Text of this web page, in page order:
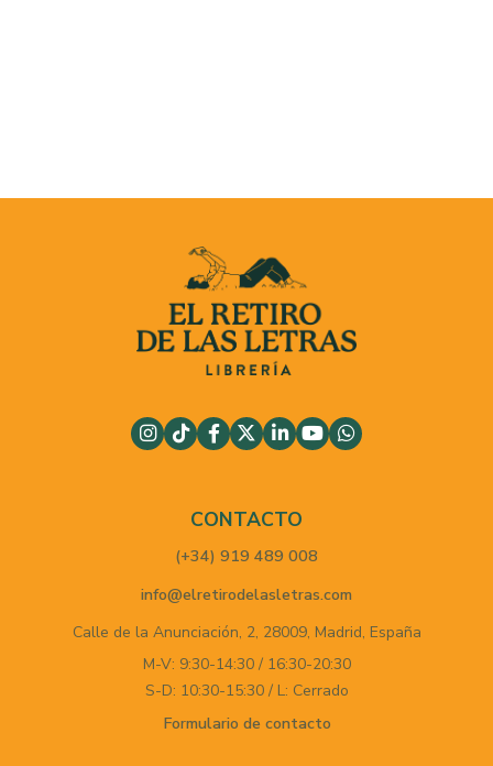
CONTACTO
(+34) 919 489 008
info@elretirodelasletras.com
Calle de la Anunciación, 2, 28009, Madrid, España
M-V: 9:30-14:30 / 16:30-20:30
S-D: 10:30-15:30 / L: Cerrado
Formulario de contacto